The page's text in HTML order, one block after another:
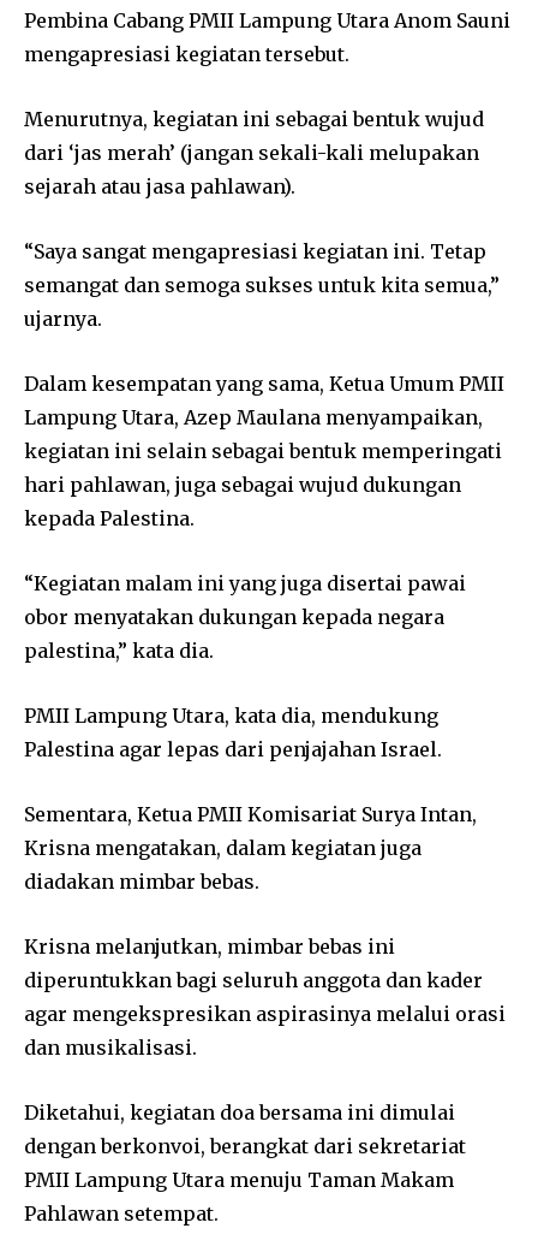
Pembina Cabang PMII Lampung Utara Anom Sauni
mengapresiasi kegiatan tersebut.
Menurutnya, kegiatan ini sebagai bentuk wujud
dari ‘jas merah’ (jangan sekali-kali melupakan
sejarah atau jasa pahlawan).
“Saya sangat mengapresiasi kegiatan ini. Tetap
semangat dan semoga sukses untuk kita semua,”
ujarnya.
Dalam kesempatan yang sama, Ketua Umum PMII
Lampung Utara, Azep Maulana menyampaikan,
kegiatan ini selain sebagai bentuk memperingati
hari pahlawan, juga sebagai wujud dukungan
kepada Palestina.
“Kegiatan malam ini yang juga disertai pawai
obor menyatakan dukungan kepada negara
palestina,” kata dia.
PMII Lampung Utara, kata dia, mendukung
Palestina agar lepas dari penjajahan Israel.
Sementara, Ketua PMII Komisariat Surya Intan,
Krisna mengatakan, dalam kegiatan juga
diadakan mimbar bebas.
Krisna melanjutkan, mimbar bebas ini
diperuntukkan bagi seluruh anggota dan kader
agar mengekspresikan aspirasinya melalui orasi
dan musikalisasi.
Diketahui, kegiatan doa bersama ini dimulai
dengan berkonvoi, berangkat dari sekretariat
PMII Lampung Utara menuju Taman Makam
Pahlawan setempat.